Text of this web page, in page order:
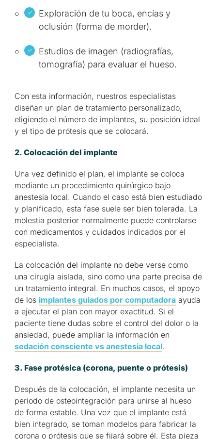
Exploración de tu boca, encías y
oclusión (forma de morder).
Estudios de imagen (radiografías,
tomografía) para evaluar el hueso.
Con esta información, nuestros especialistas
diseñan un plan de tratamiento personalizado,
eligiendo el número de implantes, su posición ideal
y el tipo de prótesis que se colocará.
2. Colocación del implante
Una vez definido el plan, el implante se coloca
mediante un procedimiento quirúrgico bajo
anestesia local. Cuando el caso está bien estudiado
y planificado, esta fase suele ser bien tolerada. La
molestia posterior normalmente puede controlarse
con medicamentos y cuidados indicados por el
especialista.
La colocación del implante no debe verse como
una cirugía aislada, sino como una parte precisa de
un tratamiento integral. En muchos casos, el apoyo
de los implantes guiados por computadora ayuda
a ejecutar el plan con mayor exactitud. Si el
paciente tiene dudas sobre el control del dolor o la
ansiedad, puede ampliar la información en
sedación consciente vs anestesia local.
3. Fase protésica (corona, puente o prótesis)
Después de la colocación, el implante necesita un
periodo de osteointegración para unirse al hueso
de forma estable. Una vez que el implante está
bien integrado, se toman modelos para fabricar la
corona o prótesis que se fijará sobre él. Esta pieza